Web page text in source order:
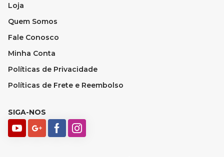
Loja
Quem Somos
Fale Conosco
Minha Conta
Políticas de Privacidade
Políticas de Frete e Reembolso
SIGA-NOS